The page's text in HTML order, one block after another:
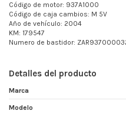
Código de motor: 937A1000
Código de caja cambios: M 5V
Año de vehículo: 2004
KM: 179547
Numero de bastidor:
Detalles del producto
Marca
Modelo